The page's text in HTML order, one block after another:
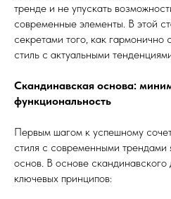
тренде и не упускать
современные элементы. В этой
секретами того, как гармонично
стиль с актуальными
Скандинавская основа:
функциональность
Первым шагом к успешному
стиля с современными трендами
основ. В основе
ключевых принципов: